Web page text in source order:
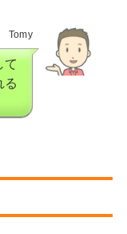
Tomy
て
る